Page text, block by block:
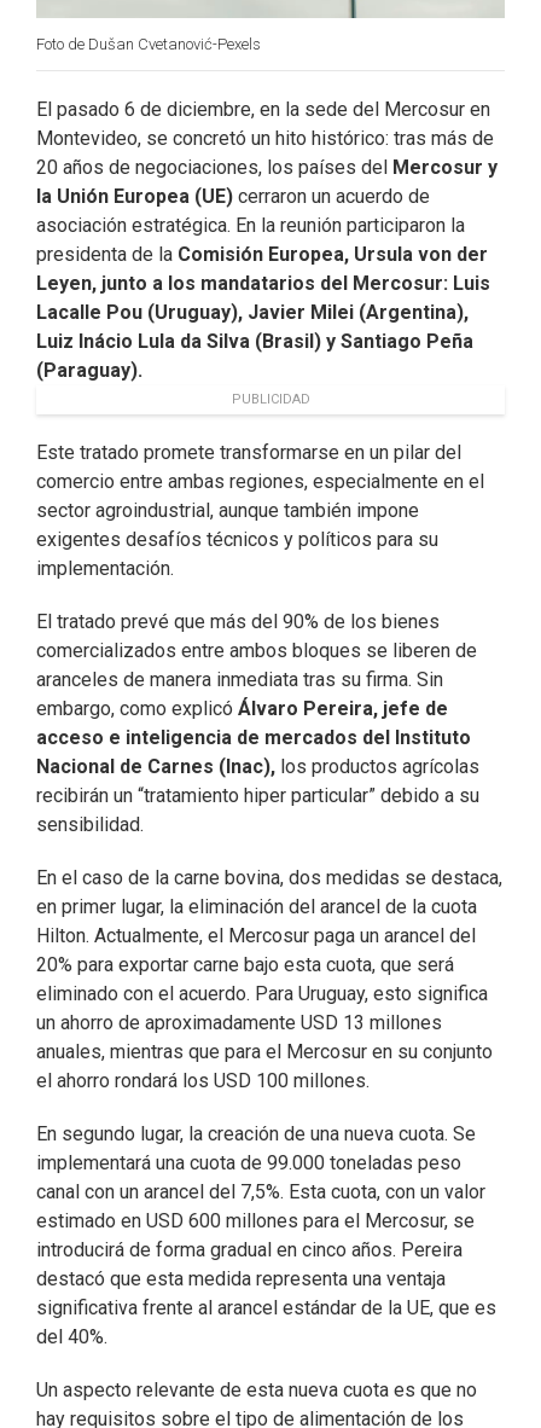
Foto de Dušan Cvetanović-Pexels
El pasado 6 de diciembre, en la sede del Mercosur en
Montevideo, se concretó un hito histórico: tras más de
20 años de negociaciones, los países del
Mercosur y
la Unión Europea (UE) cerraron un acuerdo de
asociación estratégica. En la reunión participaron la
presidenta de la Comisión Europea, Ursula von der
Leyen, junto a los mandatarios del Mercosur: Luis
Lacalle Pou (Uruguay), Javier Milei (Argentina),
Luiz Inácio Lula da Silva (Brasil) y Santiago Peña
(Paraguay).
PUBLICIDAD
Este tratado promete transformarse en un pilar del
comercio entre ambas regiones, especialmente en el
sector agroindustrial, aunque también impone
exigentes desafíos técnicos y políticos para su
implementación.
El tratado prevé que más del 90% de los bienes
comercializados entre ambos bloques se liberen de
aranceles de manera inmediata tras su firma. Sin
embargo, como explicó Álvaro Pereira, jefe de
acceso e inteligencia de mercados del Instituto
Nacional de Carnes (Inac), los productos agrícolas
recibirán un “tratamiento hiper particular” debido a su
sensibilidad.
En el caso de la carne bovina, dos medidas se destaca,
en primer lugar, la eliminación del arancel de la cuota
Hilton. Actualmente, el Mercosur paga un arancel del
20% para exportar carne bajo esta cuota, que será
eliminado con el acuerdo. Para Uruguay, esto significa
un ahorro de aproximadamente USD 13 millones
anuales, mientras que para el Mercosur en su conjunto
el ahorro rondará los USD 100 millones.
En segundo lugar, la creación de una nueva cuota. Se
implementará una cuota de 99.000 toneladas peso
canal con un arancel del 7,5%. Esta cuota, con un valor
estimado en USD 600 millones para el Mercosur, se
introducirá de forma gradual en cinco años. Pereira
destacó que esta medida representa una ventaja
significativa frente al arancel estándar de la UE, que es
del 40%.
Un aspecto relevante de esta nueva cuota es que no
hay requisitos sobre el tipo de alimentación de los